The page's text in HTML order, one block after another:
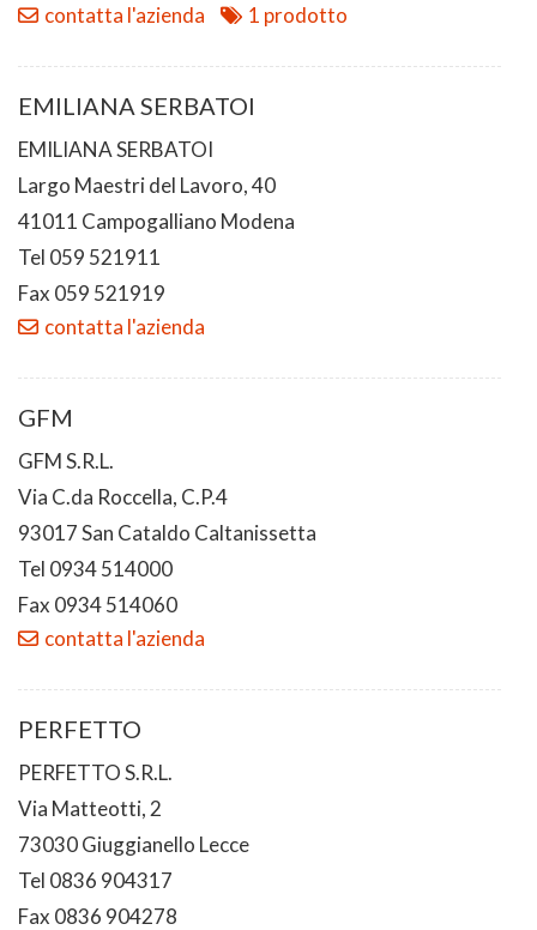
contatta l'azienda 1 prodotto
EMILIANA SERBATOI
EMILIANA SERBATOI
Largo Maestri del Lavoro, 40
41011 Campogalliano Modena
Tel 059 521911
Fax 059 521919
contatta l'azienda
GFM
GFM S.R.L.
Via C.da Roccella, C.P.4
93017 San Cataldo Caltanissetta
Tel 0934 514000
Fax 0934 514060
contatta l'azienda
PERFETTO
PERFETTO S.R.L.
Via Matteotti, 2
73030 Giuggianello Lecce
Tel 0836 904317
Fax 0836 904278